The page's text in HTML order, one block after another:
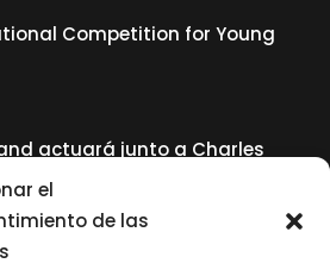
el
de las
Competition for Young
actuará junto a Charles